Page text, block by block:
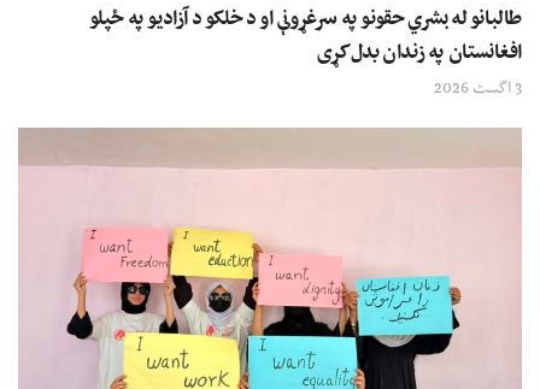
طالبانو له بشري حقونو په سرغړونې او د خلکو د آزادیو په ځپلو
افغانستان په زندان بدل کړی
3 اگست 2026